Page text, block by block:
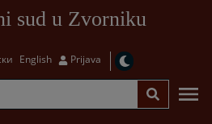
sud u Zvorniku
English Prijava